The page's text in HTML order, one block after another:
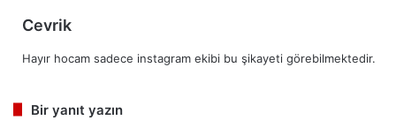
Cevrik
d
Hayır hocam sadece instagram ekibi bu şikayeti görebilmektedir.
Bir yanıt yazın